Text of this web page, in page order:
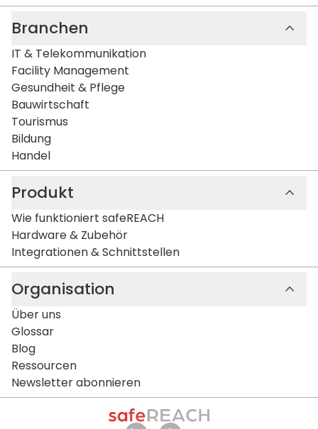
Branchen
IT & Telekommunikation
Facility Management
Gesundheit & Pflege
Bauwirtschaft
Tourismus
Bildung
Handel
Produkt
Wie funktioniert safeREACH
Hardware & Zubehör
Integrationen & Schnittstellen
Organisation
Über uns
Glossar
Blog
Ressourcen
Newsletter abonnieren